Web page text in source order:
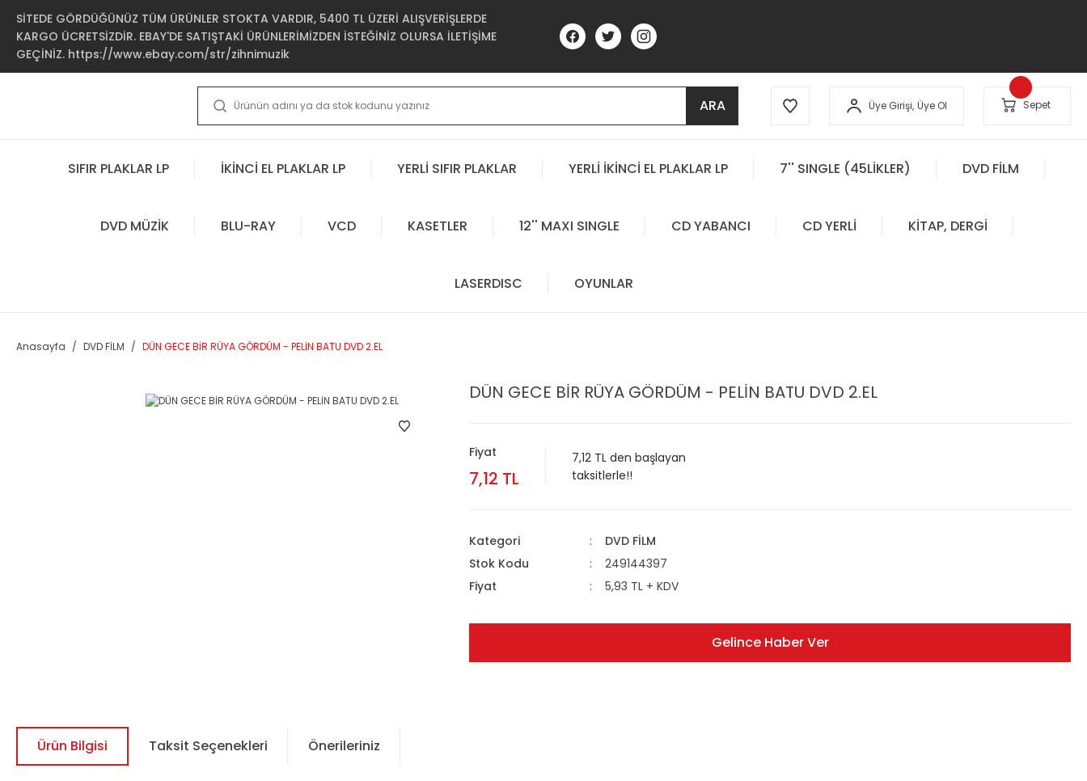
SİTEDE GÖRDÜĞÜNÜZ TÜM ÜRÜNLER STOKTA VARDIR, 5400 TL ÜZERİ ALIŞVERİŞLERDE
KARGO ÜCRETSİZDİR. EBAY'DE SATIŞTAKİ ÜRÜNLERİMİZDEN İSTEĞİNİZ OLURSA İLETİŞİME
GEÇİNİZ. https://www.ebay.com/str/zihnimuzik
ARA Üye Girişi, Üye Ol Sepet
SIFIR PLAKLAR LP İKİNCİ EL PLAKLAR LP YERLİ SIFIR PLAKLAR YERLİ İKİNCİ EL PLAKLAR LP 7'' SINGLE (45LİKLER) DVD FİLM
DVD MÜZİK BLU-RAY VCD KASETLER 12'' MAXI SINGLE CD YABANCI CD YERLİ KİTAP, DERGİ
LASERDISC OYUNLAR
Anasayfa DVD FİLM DÜN GECE BİR RÜYA GÖRDÜM - PELİN BATU DVD 2.EL
DÜN GECE BİR RÜYA GÖRDÜM - PELİN BATU DVD 2.EL
Fiyat
7,12 TL
7,12 TL den başlayan
taksitlerle!!
Kategori
DVD FİLM
Stok Kodu
249144397
Fiyat
5,93 TL + KDV
Gelince Haber Ver
Ürün Bilgisi Taksit Seçenekleri Önerileriniz